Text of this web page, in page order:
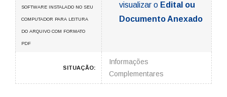
SOFTWARE INSTALADO NO SEU
COMPUTADOR PARA LEITURA
DO ARQUIVO COM FORMATO
PDF
visualizar o Edital ou
Documento Anexado
SITUAÇÃO:
Informações
Complementares